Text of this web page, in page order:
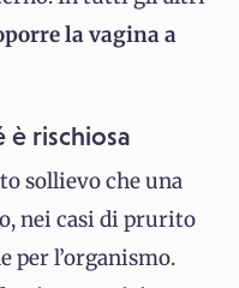
la vagina a
è rischiosa
sollievo che una
nei casi di prurito
per l’organismo.